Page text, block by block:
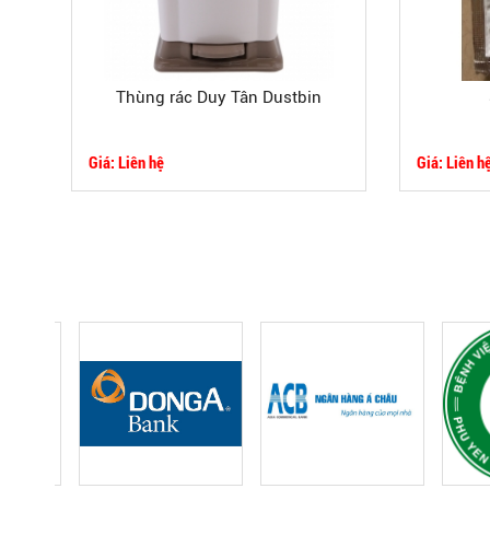
Thùng rác Duy Tân Dustbin
Giá: Liên hệ Giá: Liên